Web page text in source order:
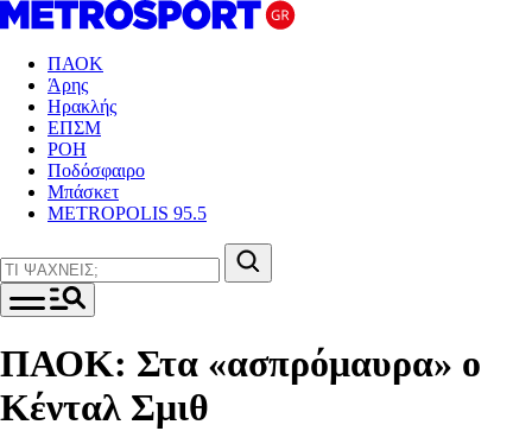
ΠΑΟΚ
Άρης
Ηρακλής
ΕΠΣΜ
ΡΟΗ
Ποδόσφαιρο
Μπάσκετ
METROPOLIS 95.5
ΠΑΟΚ: Στα «ασπρόμαυρα» ο
Κένταλ Σμιθ